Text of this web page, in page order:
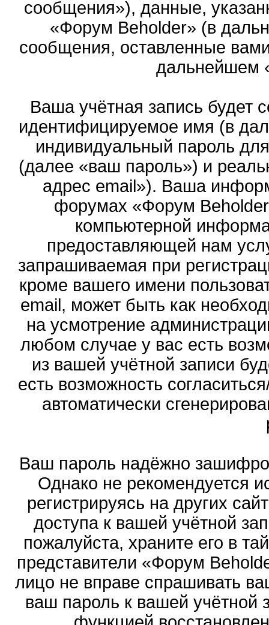
сообщения»), данные,
«Форум Beholder» (в
сообщения, оставленные
дальнейшем
Ваша учётная запись будет
идентифицируемое имя (в
индивидуальный пароль
(далее «ваш пароль») и
адрес email»). Ваша
форумах «Форум
компьютерной
предоставляющей нам
запрашиваемая при
кроме вашего имени
email, может быть как
на усмотрение
любом случае у вас есть
из вашей учётной записи
есть возможность
автоматически
Ваш пароль надёжно
Однако не рекомендуется
регистрируясь на других
доступа к вашей учётной
пожалуйста, храните его в
представители «Форум
лицо не вправе спрашивать
ваш пароль к вашей учётной